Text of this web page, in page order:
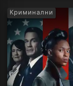
Криминални